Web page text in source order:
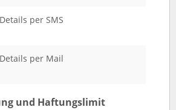
per SMS
per Mail
und Haftungslimit